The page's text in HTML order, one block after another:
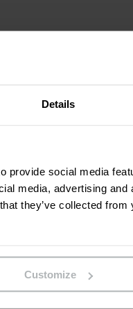
Details
provide social media
media, advertising
they’ve collected
Customize
sistemas de estantes
um todo. Desde o
e construção
de material
de